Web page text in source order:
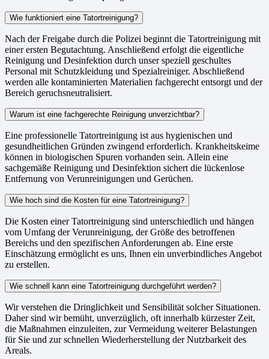
Wie funktioniert eine Tatortreinigung?
Nach der Freigabe durch die Polizei beginnt die Tatortreinigung mit
einer ersten Begutachtung. Anschließend erfolgt die eigentliche
Reinigung und Desinfektion durch unser speziell geschultes
Personal mit Schutzkleidung und Spezialreiniger. Abschließend
werden alle kontaminierten Materialien fachgerecht entsorgt und der
Bereich geruchsneutralisiert.
Warum ist eine fachgerechte Reinigung unverzichtbar?
Eine professionelle Tatortreinigung ist aus hygienischen und
gesundheitlichen Gründen zwingend erforderlich. Krankheitskeime
können in biologischen Spuren vorhanden sein. Allein eine
sachgemäße Reinigung und Desinfektion sichert die lückenlose
Entfernung von Verunreinigungen und Gerüchen.
Wie hoch sind die Kosten für eine Tatortreinigung?
Die Kosten einer Tatortreinigung sind unterschiedlich und hängen
vom Umfang der Verunreinigung, der Größe des betroffenen
Bereichs und den spezifischen Anforderungen ab. Eine erste
Einschätzung ermöglicht es uns, Ihnen ein unverbindliches Angebot
zu erstellen.
Wie schnell kann eine Tatortreinigung durchgeführt werden?
Wir verstehen die Dringlichkeit und Sensibilität solcher Situationen.
Daher sind wir bemüht, unverzüglich, oft innerhalb kürzester Zeit,
die Maßnahmen einzuleiten, zur Vermeidung weiterer Belastungen
für Sie und zur schnellen Wiederherstellung der Nutzbarkeit des
Areals.